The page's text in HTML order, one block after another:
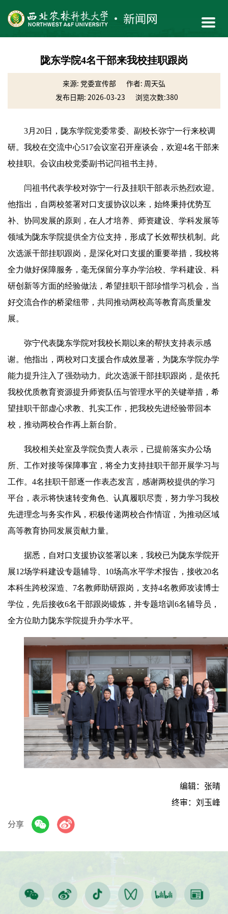
陇东学院4名干部来我校挂职跟岗
来源: 党委宣传部
作者: 周天弘
发布日期: 2026-03-23
浏览次数:380
3月20日，陇东学院党委常委、副校长弥宁一行来校调
研。我校在交流中心517会议室召开座谈会，欢迎4名干部来
校挂职。会议由校党委副书记闫祖书主持。
闫祖书代表学校对弥宁一行及挂职干部表示热烈欢迎。
他指出，自两校签署对口支援协议以来，始终秉持优势互
补、协同发展的原则，在人才培养、师资建设、学科发展等
领域为陇东学院提供全方位支持，形成了长效帮扶机制。此
次选派干部挂职跟岗，是深化对口支援的重要举措，我校将
全力做好保障服务，毫无保留分享办学治校、学科建设、科
研创新等方面的经验做法，希望挂职干部珍惜学习机会，当
好交流合作的桥梁纽带，共同推动两校高等教育高质量发
展。
弥宁代表陇东学院对我校长期以来的帮扶支持表示感
谢。他指出，两校对口支援合作成效显著，为陇东学院办学
能力提升注入了强劲动力。此次选派干部挂职跟岗，是依托
我校优质教育资源提升师资队伍与管理水平的关键举措，希
望挂职干部虚心求教、扎实工作，把我校先进经验带回本
校，推动两校合作再上新台阶。
我校相关处室及学院负责人表示，已提前落实办公场
所、工作对接等保障事宜，将全力支持挂职干部开展学习与
工作。4名挂职干部逐一作表态发言，感谢两校提供的学习
平台，表示将快速转变角色、认真履职尽责，努力学习我校
先进理念与务实作风，积极传递两校合作情谊，为推动区域
高等教育协同发展贡献力量。
据悉，自对口支援协议签署以来，我校已为陇东学院开
展12场学科建设专题辅导、10场高水平学术报告，接收20名
本科生跨校深造、7名教师助研跟岗，支持4名教师攻读博士
学位，先后接收6名干部跟岗锻炼，并专题培训6名辅导员，
全方位助力陇东学院提升办学水平。
编辑：张晴
终审：刘玉峰
分享